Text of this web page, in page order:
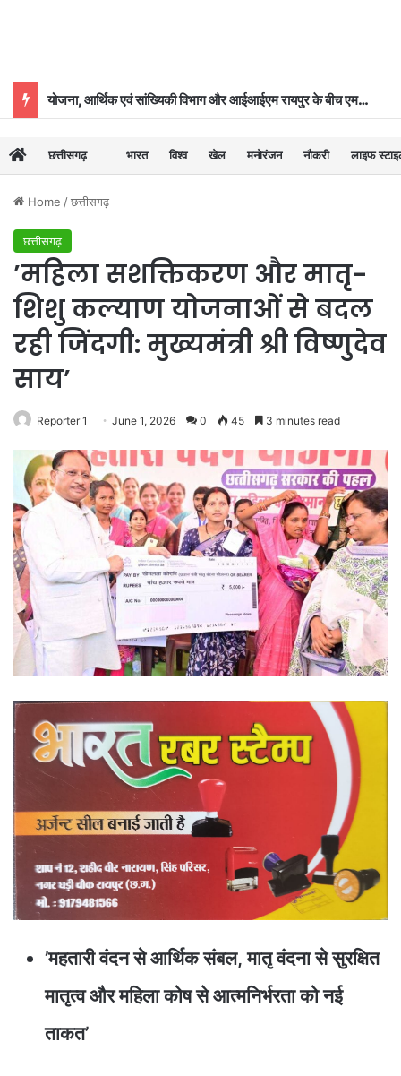
योजना, आर्थिक एवं सांख्यिकी विभाग और आईआईएम रायपुर के बीच एमओयू
छत्तीसगढ़ भारत विश्व खेल मनोरंजन नौकरी लाइफ
Home /छत्तीसगढ़
छत्तीसगढ़
’महिला सशक्तिकरण और मातृ-
शिशु कल्याण योजनाओं से बदल
रही जिंदगी: मुख्यमंत्री श्री विष्णुदेव
साय’
Reporter 1 June 1, 2026 0 45 3 minutes read
’महतारी वंदन से आर्थिक संबल, मातृ वंदना से सुरक्षित
मातृत्व और महिला कोष से आत्मनिर्भरता को नई
ताकत’